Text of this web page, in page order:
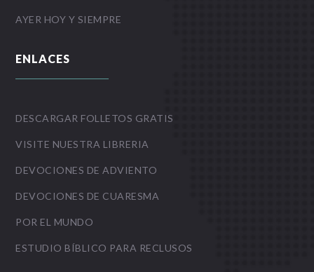
AYER HOY Y SIEMPRE
ENLACES
DESCARGAR FOLLETOS GRATIS
VISITE NUESTRA LIBRERIA
DEVOCIONES DE ADVIENTO
DEVOCIONES DE CUARESMA
POR EL MUNDO
ESTUDIO BÍBLICO PARA RECLUSOS